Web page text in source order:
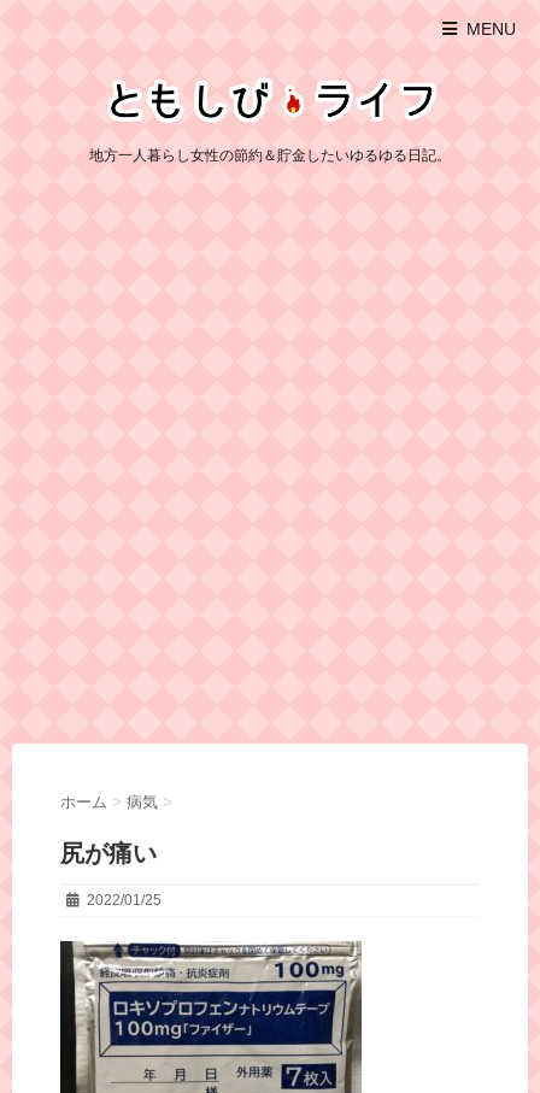
MENU
地方一人暮らし女性の節約＆貯金したいゆるゆる日記。
ホーム > 病気 >
尻が痛い
2022/01/25